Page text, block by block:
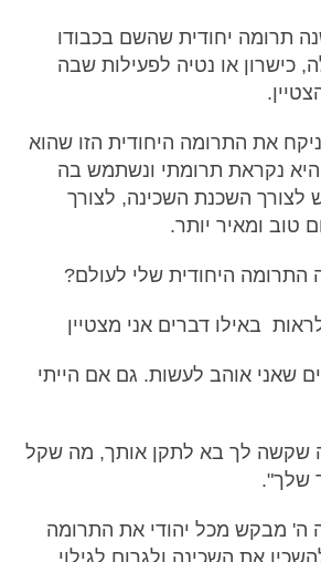
תרומה יחודית שהשם בכבודו
כישרון או נטיה לפעילות שבה
את התרומה היחודית הזו שהוא
היא נקראת תרומתי ונשתמש בה
לצורך השכנת השכינה, לצורך
טוב ומאיר יותר.
התרומה היחודית שלי לעולם?
שאני אוהב לעשות. גם אם הייתי
שקשה לך בא לתקן אותך, מה שקל
שלך".
ה' מבקש מכל יהודי את התרומה
את השכינה ולגרום לגילוי